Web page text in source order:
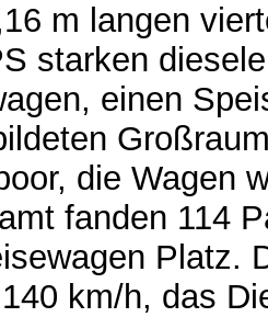
m langen
starken
einen
die Wagen
fanden 114
Platz.
km/h, das